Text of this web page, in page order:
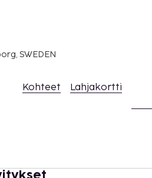
SWEDEN
Kohteet Lahjakortti